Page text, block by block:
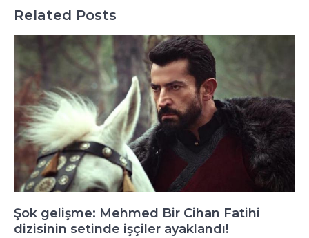
Related Posts
Şok gelişme: Mehmed Bir Cihan Fatihi
dizisinin setinde işçiler ayaklandı!